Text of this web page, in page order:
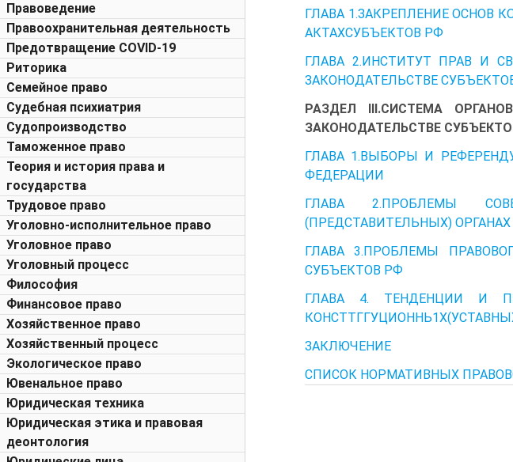
Правоведение
Правоохранительная деятельность
Предотвращение COVID-19
Риторика
Семейное право
Судебная психиатрия
Судопроизводство
Таможенное право
Теория и история права и
государства
Трудовое право
Уголовно-исполнительное право
Уголовное право
Уголовный процесс
Философия
Финансовое право
Хозяйственное право
Хозяйственный процесс
Экологическое право
Ювенальное право
Юридическая техника
Юридическая этика и правовая
деонтология
ГЛАВА 1.ЗАКРЕПЛЕНИЕ ОСНОВ
АКТАХСУБЪЕКТОВ РФ
ГЛАВА 2.ИНСТИТУТ ПРАВ И
ЗАКОНОДАТЕЛЬСТВЕ
РАЗДЕЛ III.СИСТЕМА
ЗАКОНОДАТЕЛЬСТВЕ
ГЛАВА 1.ВЫБОРЫ И
ФЕДЕРАЦИИ
ГЛАВА 2.ПРОБЛЕМЫ
(ПРЕДСТАВИТЕЛЬНЫХ)
ГЛАВА 3.ПРОБЛЕМЫ
СУБЪЕКТОВ РФ
ГЛАВА 4. ТЕНДЕНЦИИ И
ЗАКЛЮЧЕНИЕ
СПИСОК НОРМАТИВНЫХ